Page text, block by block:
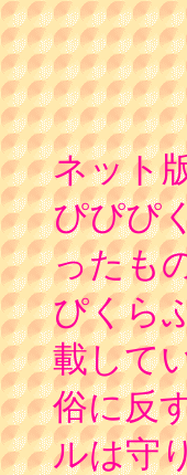
ネット
ぴぴぴ
ったも
ぴくら
載して
俗に反
ルは守